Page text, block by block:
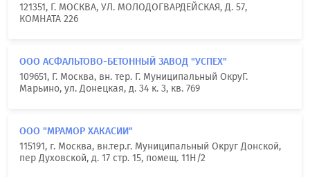
121351, Г. МОСКВА, УЛ. МОЛОДОГВАРДЕЙСКАЯ, Д. 57,
КОМНАТА 226
ООО АСФАЛЬТОВО-БЕТОННЫЙ ЗАВОД "УСПЕХ"
109651, Г. Москва, вн. тер. Г. Муниципальный ОкруГ.
Марьино, ул. Донецкая, д. 34 к. 3, кв. 769
ООО "МРАМОР ХАКАСИИ"
115191, г. Москва, вн.тер.г. Муниципальный Округ Донской,
пер Духовской, д. 17 стр. 15, помещ. 11Н/2